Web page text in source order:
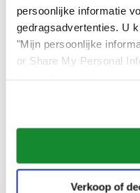
persoonlijke informatie
gedragsadvertenties. U
"Mijn persoonlijke
or Share My Personal
Verkoop of
Français
China
English
简体中文
Denmark
Netherlands